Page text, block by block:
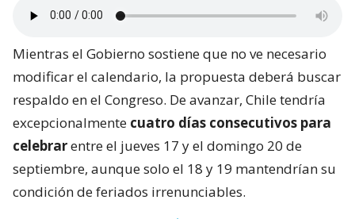
Mientras el Gobierno sostiene que no ve necesario
modificar el calendario, la propuesta deberá buscar
respaldo en el Congreso. De avanzar, Chile tendría
excepcionalmente cuatro días consecutivos para
celebrarentre el jueves 17 y el domingo 20 de
septiembre, aunque solo el 18 y 19 mantendrían su
condición de feriados irrenunciables.